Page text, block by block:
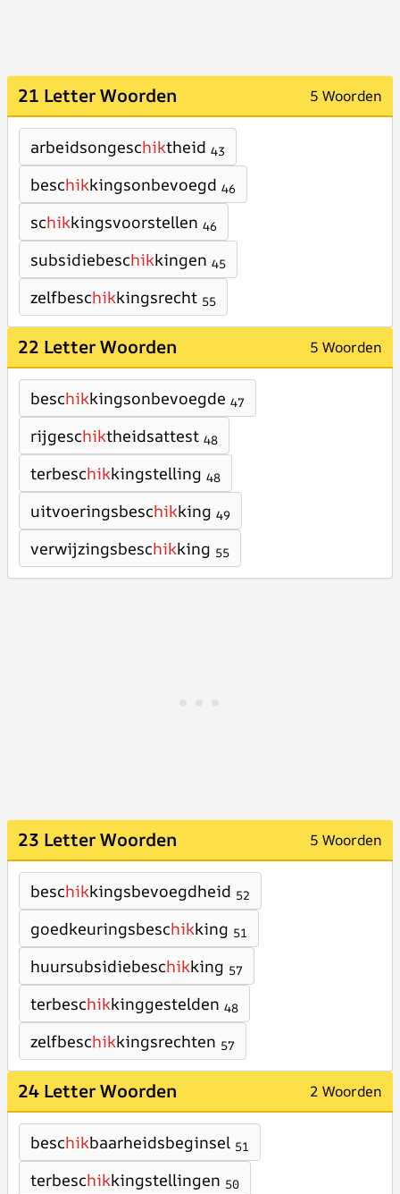
21 Letter Woorden 5 Woorden
arbeidsongeschiktheid 43
beschikkingsonbevoegd 46
schikkingsvoorstellen 46
subsidiebeschikkingen 45
zelfbeschikkingsrecht 55
22 Letter Woorden 5 Woorden
beschikkingsonbevoegde 47
rijgeschiktheidsattest 48
terbeschikkingstelling 48
uitvoeringsbeschikking 49
verwijzingsbeschikking 55
23 Letter Woorden 5 Woorden
beschikkingsbevoegdheid 52
goedkeuringsbeschikking 51
huursubsidiebeschikking 57
terbeschikkinggestelden 48
zelfbeschikkingsrechten 57
24 Letter Woorden 2 Woorden
beschikbaarheidsbeginsel 51
terbeschikkingstellingen 50